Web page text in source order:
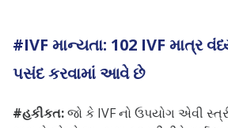
#IVF માન્યતા: 102 IVF માત્ર
પસંદ કરવામાં આવે છે
#હકીકત:જો કે IVF નો ઉપયોગ એવી